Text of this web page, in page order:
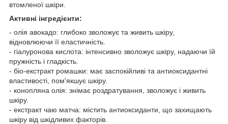
втомленої шкіри.
Активні інгредієнти:
- олія авокадо: глибоко зволожує та живить шкіру,
відновлюючи її еластичність.
- гіалуронова кислота: інтенсивно зволожує шкіру, надаючи їй
пружність і гладкість.
- біо-екстракт ромашки: має заспокійливі та антиоксидантні
властивості, пом'якшує шкіру.
- конопляна олія: знімає роздратування, зволожує і живить
шкіру.
- екстракт чаю матча: містить антиоксиданти, що захищають
шкіру від шкідливих факторів.